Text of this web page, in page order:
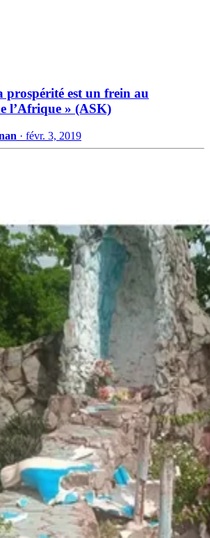
prospérité est un frein au
l’Afrique » (ASK)
· févr. 3, 2019